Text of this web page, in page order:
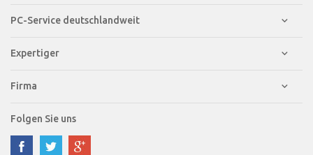
PC-Service deutschlandweit
Expertiger
Firma
Folgen Sie uns